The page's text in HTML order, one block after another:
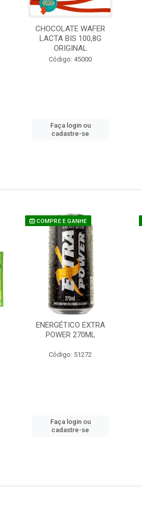
CHOCOLATE WAFER
LACTA BIS 100,8G
ORIGINAL
Código: 45000
Faça login ou
cadastre-se
COMPRE E GANHE
ENERGÉTICO EXTRA
POWER 270ML
Código: 51272
Faça login ou
cadastre-se